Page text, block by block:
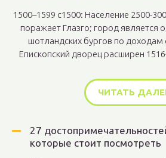
1500–1599 c1500: Население 2500-
поражает Глазго; город является
шотландских бургов по доходам
Епископский дворец расширен
ЧИТАТЬ
27
которые стоит посмотреть